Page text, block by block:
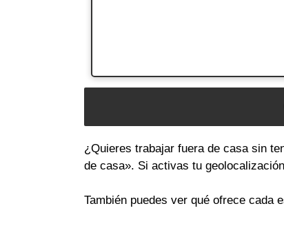
¿Quieres trabajar fuera de casa sin
de casa». Si activas tu
También puedes ver qué ofrece cada